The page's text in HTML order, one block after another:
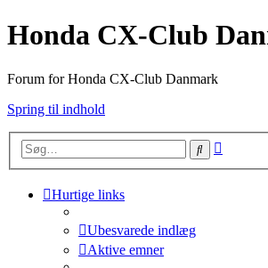
Honda CX-Club
Forum for Honda CX-Club Danmark
Spring til indhold
Søg
Hurtige links
Ubesvarede indlæg
Aktive emner